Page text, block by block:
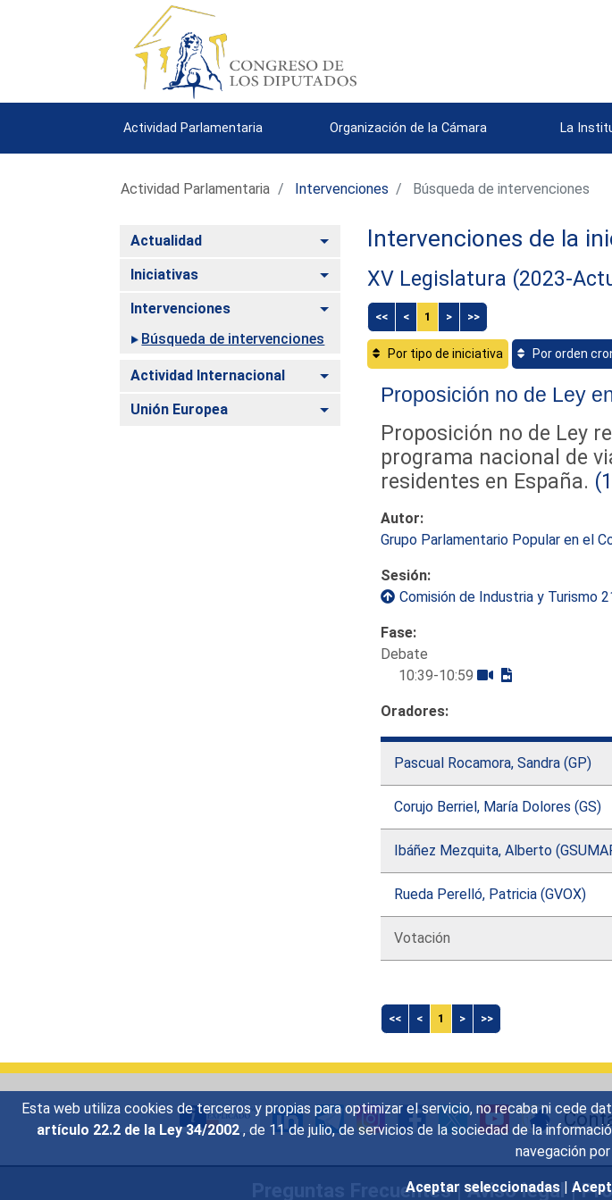
Esta web utiliza cookies de terceros y propias para optimizar el servicio, no recaba ni cede
artículo 22.2 de la Ley 34/2002 , de 11 de julio, de servicios de la sociedad de la
navegación
Aceptar seleccionadas |
Actividad Parlamentaria Organización de la Cámara La
Actividad Parlamentaria Intervenciones Búsqueda de intervenciones
Actualidad Alternar
Iniciativas Alternar
Intervenciones
Alternar
Búsqueda de intervenciones
Actividad Internacional Alternar
Unión Europea Alternar
Intervenciones de la
XV Legislatura (2023-
<< < 1 > >>
Por tipo de iniciativa Por orden
Proposición no de Ley
Proposición no de Ley
programa nacional de
residentes en España.
Autor:
Grupo Parlamentario Popular en el
Sesión:
Comisión de Industria y Turismo
Fase:
Debate
10:39-10:59
Oradores:
Pascual Rocamora, Sandra (GP)
Corujo Berriel, María Dolores (GS)
Ibáñez Mezquita, Alberto
Rueda Perelló, Patricia (GVOX)
Votación
<< < 1 > >>
Preguntas Frecuentes|Aviso legal|